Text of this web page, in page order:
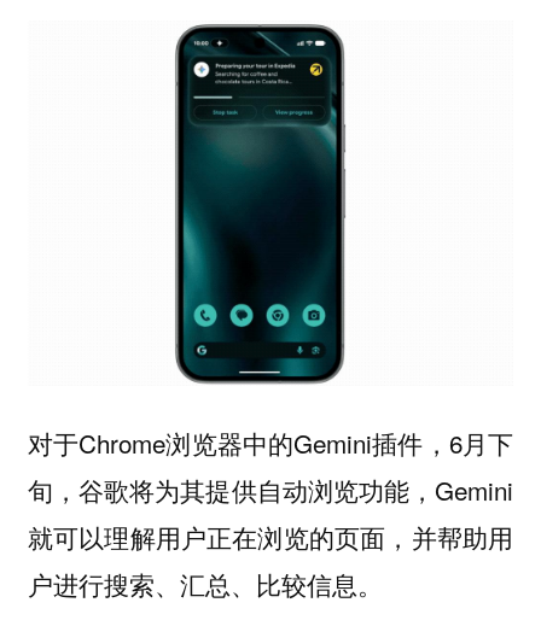
对于Chrome浏览器中的Gemini插件，6月下
旬，谷歌将为其提供自动浏览功能，Gemini
就可以理解用户正在浏览的页面，并帮助用
户进行搜索、汇总、比较信息。